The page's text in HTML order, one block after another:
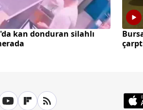
kan donduran silahlı